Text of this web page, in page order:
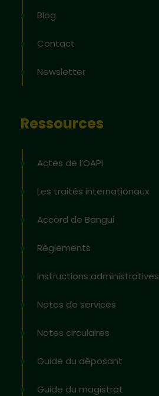
Blog
Contact
Newsletter
Ressources
Actes de l’OAPI
Les traités internationaux
Accord de Bangui
Règlements
Instructions administratives
Notes de services
Notes circulaires
Guide du déposant
Guide du magistrat